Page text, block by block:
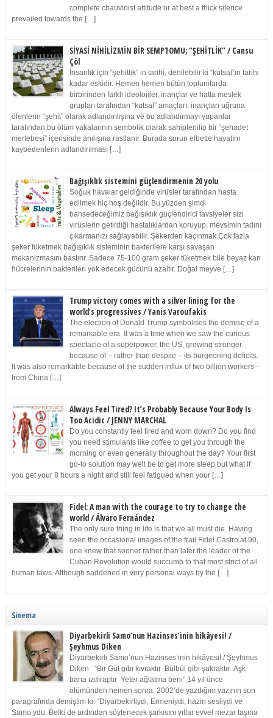
complete chauvinist attitude or at best a thick silence
prevailed towards the […]
SİYASİ NİHİLİZMİN BİR SEMPTOMU; “ŞEHİTLİK” / Cansu
Çöl
İnsanlık için “şehitlik” in tarihi, denilebilir ki “kutsal”ın tarihi
kadar eskidir. Hemen hemen bütün toplumlarda
birbirinden farklı ideolojiler, inançlar ve hatta meslek
grupları tarafından “kutsal” amaçları, inançları uğruna
ölenlerin “şehit” olarak adlandırılışına ve bu adlandırmayı yapanlar
tarafından bu ölüm vakalarının sembolik olarak sahiplenilip bir “şehadet
mertebesi” içerisinde anılışına rastlanır. Burada sorun elbette hayatını
kaybedenlerin adlandırılması […]
Bağışıklık sistemini güçlendirmenin 20 yolu
Soğuk havalar geldiğinde virüsler tarafından hasta
edilmek hiç hoş değildir. Bu yüzden şimdi
bahsedeceğimiz bağışıklık güçlendirici tavsiyeler sizi
virüslerin getirdiği hastalıklardan koruyup, mevsimin tadını
çıkarmanızı sağlayabilir. Şekerden kaçınmak Çok fazla
şeker tüketmek bağışıklık sisteminin bakterilere karşı savaşan
mekanizmasını bastırır. Sadece 75-100 gram şeker tüketmek bile beyaz kan
hücrelerinin bakterileri yok edecek gücünü azaltır. Doğal meyve […]
Trump victory comes with a silver lining for the
world’s progressives / Yanis Varoufakis
The election of Donald Trump symbolises the demise of a
remarkable era. It was a time when we saw the curious
spectacle of a superpower, the US, growing stronger
because of – rather than despite – its burgeoning deficits.
It was also remarkable because of the sudden influx of two billion workers –
from China […]
Always Feel Tired? It’s Probably Because Your Body Is
Too Acidic / JENNY MARCHAL
Do you constantly feel tired and worn down? Do you find
you need stimulants like coffee to get you through the
morning or even generally throughout the day? Your first
go-to solution may well be to get more sleep but what if
you get your 8 hours a night and still feel fatigued when your […]
Fidel: A man with the courage to try to change the
world / Álvaro Fernández
The only sure thing in life is that we all must die. Having
seen the occasional images of the frail Fidel Castro at 90,
one knew that sooner rather than later the leader of the
Cuban Revolution would succumb to that most strict of all
human laws. Although saddened in very personal ways by the […]
Sinema
Diyarbekirli Samo’nun Hazinses’inin hikâyesi! /
Şeyhmus Diken
Diyarbekirli Samo’nun Hazinses’inin hikâyesi! / Şeyhmus
Diken “Bir Gül gibi kıvraktır Bülbül gibi şakraktır Aşk
bana ızdıraptır Yeter ağlatma beni” 14 yıl önce
ölümünden hemen sonra, 2002’de yazdığım yazının son
paragrafında demiştim ki: “Diyarbekirliydi, Ermeniydi, hazin sesliydi ve
Samo’ydu. Belki de ardından söylenecek şarkısını yıllar evvel mezar taşına